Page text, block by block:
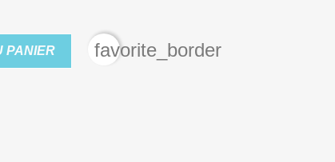
PANIER
favorite_border